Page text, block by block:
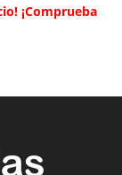
¡Comprueba